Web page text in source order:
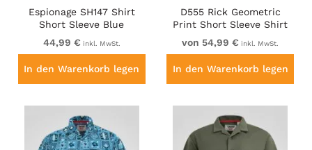
Espionage SH147 Shirt
Short Sleeve Blue
44,99 € inkl. MwSt.
In den Warenkorb legen
D555 Rick Geometric
Print Short Sleeve Shirt
Navy
von 54,99 € inkl. MwSt.
In den Warenkorb legen